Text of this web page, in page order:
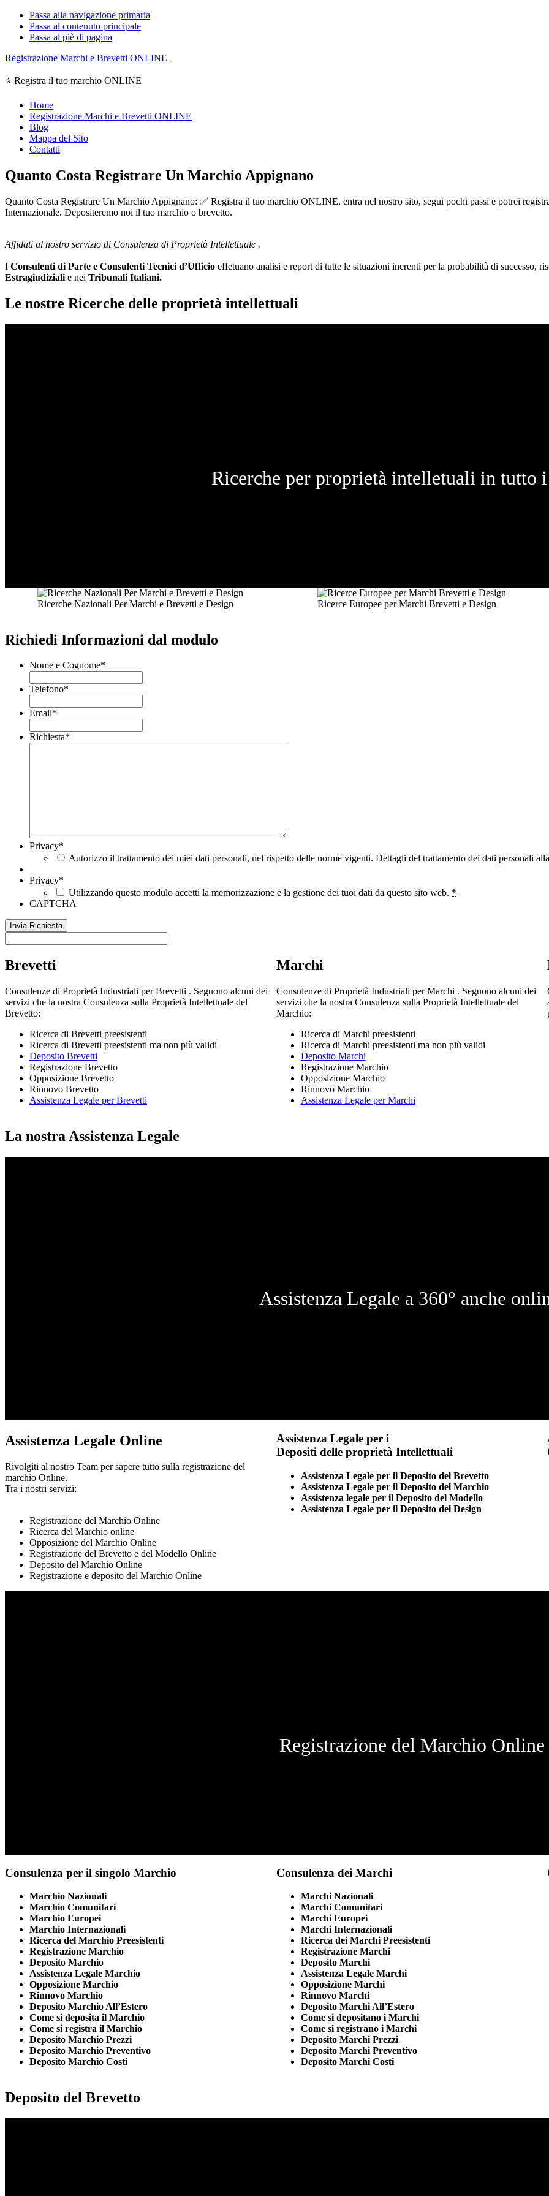
Passa alla navigazione primaria
Passa al contenuto principale
Passa al piè di pagina
Registrazione Marchi e Brevetti ONLINE
⭐ Registra il tuo marchio ONLINE
Home
Registrazione Marchi e Brevetti ONLINE
Blog
Mappa del Sito
Contatti
Quanto Costa Registrare Un Marchio Appignano
Quanto Costa Registrare Un Marchio Appignano: ✅ Registra il tuo marchio ONLINE, entra nel nostro sito, segui pochi passi e potrei
Internazionale. Depositeremo noi il tuo marchio o brevetto.
Affidati al nostro servizio di Consulenza di Proprietà Intellettuale .
I Consulenti di Parte e Consulenti Tecnici d’Ufficio effetuano analisi e report di tutte le situazioni inerenti per la probabilità di successo,
Estragiudiziali e nei Tribunali Italiani.
Le nostre Ricerche delle proprietà intellettuali
Ricerche per proprietà intelletuali in tutto
Ricerche Nazionali Per Marchi e Brevetti e Design Ricerce Europee per Marchi Brevetti e Design
Richiedi Informazioni dal modulo
Nome e Cognome*
Telefono*
Email*
Richiesta*
Privacy*
Autorizzo il trattamento dei miei dati personali, nel rispetto delle norme vigenti. Dettagli del trattamento dei dati personali
Privacy*
Utilizzando questo modulo accetti la memorizzazione e la gestione dei tuoi dati da questo sito web. *
CAPTCHA
Brevetti
Consulenze di Proprietà Industriali per Brevetti . Seguono alcuni dei
servizi che la nostra Consulenza sulla Proprietà Intellettuale del
Brevetto:
Ricerca di Brevetti preesistenti
Ricerca di Brevetti preesistenti ma non più validi
Deposito Brevetti
Registrazione Brevetto
Opposizione Brevetto
Rinnovo Brevetto
Assistenza Legale per Brevetti
Marchi
Consulenze di Proprietà Industriali per Marchi . Seguono alcuni dei
servizi che la nostra Consulenza sulla Proprietà Intellettuale del
Marchio:
Ricerca di Marchi preesistenti
Ricerca di Marchi preesistenti ma non più validi
Deposito Marchi
Registrazione Marchio
Opposizione Marchio
Rinnovo Marchio
Assistenza Legale per Marchi
La nostra Assistenza Legale
Assistenza Legale a 360° anche
Assistenza Legale Online
Rivolgiti al nostro Team per sapere tutto sulla registrazione del
marchio Online.
Tra i nostri servizi:
Registrazione del Marchio Online
Ricerca del Marchio online
Opposizione del Marchio Online
Registrazione del Brevetto e del Modello Online
Deposito del Marchio Online
Registrazione e deposito del Marchio Online
Assistenza Legale per i
Depositi delle proprietà Intellettuali
Assistenza Legale per il Deposito del Brevetto
Assistenza Legale per il Deposito del Marchio
Assistenza legale per il Deposito del Modello
Assistenza Legale per il Deposito del Design
Registrazione del Marchio Online
Consulenza per il singolo Marchio
Marchio Nazionali
Marchio Comunitari
Marchio Europei
Marchio Internazionali
Ricerca del Marchio Preesistenti
Registrazione Marchio
Deposito Marchio
Assistenza Legale Marchio
Opposizione Marchio
Rinnovo Marchio
Deposito Marchio All’Estero
Come si deposita il Marchio
Come si registra il Marchio
Deposito Marchio Prezzi
Deposito Marchio Preventivo
Deposito Marchio Costi
Consulenza dei Marchi
Marchi Nazionali
Marchi Comunitari
Marchi Europei
Marchi Internazionali
Ricerca dei Marchi Preesistenti
Registrazione Marchi
Deposito Marchi
Assistenza Legale Marchi
Opposizione Marchi
Rinnovo Marchi
Deposito Marchi All’Estero
Come si depositano i Marchi
Come si registrano i Marchi
Deposito Marchi Prezzi
Deposito Marchi Preventivo
Deposito Marchi Costi
Deposito del Brevetto